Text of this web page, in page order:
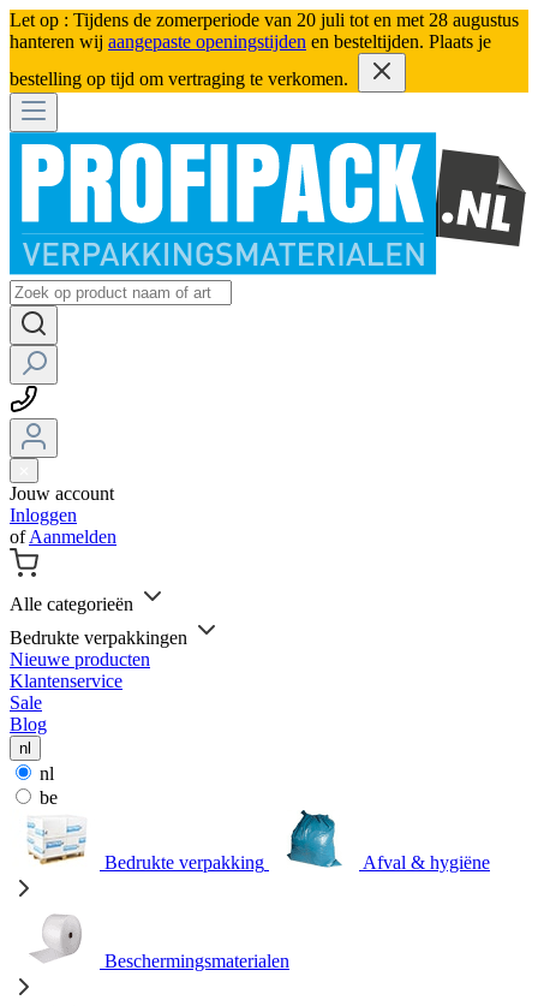
Let op : Tijdens de zomerperiode van 20 juli tot en met 28 augustus
hanteren wij aangepaste openingstijden en besteltijden. Plaats je
bestelling op tijd om vertraging te verkomen.
Jouw account
Inloggen
ofAanmelden
Alle categorieën
Bedrukte verpakkingen
Nieuwe producten
Klantenservice
Sale
Blog
nl
nl
be
Bedrukte verpakking Afval & hygiëne
Beschermingsmaterialen